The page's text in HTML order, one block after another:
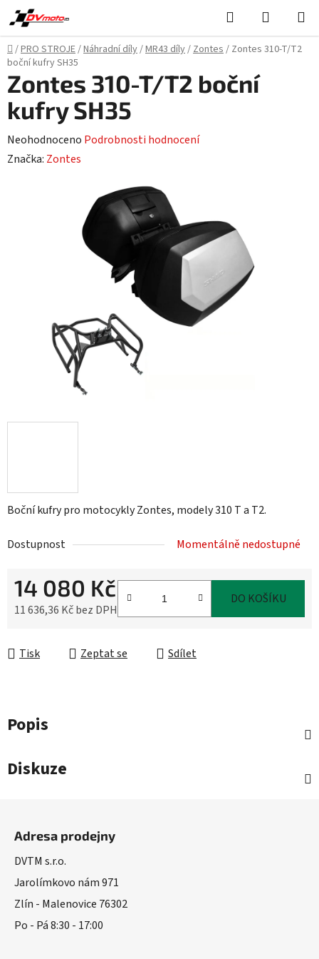
Přejít
na
obsah
Hledat
KOŠÍK
Domů
/PRO STROJE/Náhradní díly/MR43 díly/Zontes/ Zontes 310-T/T2
boční kufry SH35
Boční kufry pro motocykly Zontes, modely 310 T a T2.
Dostupnost Momentálně nedostupné
14 080 Kč
11 636,36 Kč bez DPH
DO KOŠÍKU
Tisk Zeptat se Sdílet
Zontes 310-T/T2 boční
kufry SH35
Průměrné
hodnocení
Neohodnoceno Podrobnosti hodnocení
Značka: Zontes
Popis
Diskuze
Adresa prodejny
DVTM s.r.o.
Jarolímkovo nám 971
Zlín - Malenovice 76302
Po - Pá 8:30 - 17:00